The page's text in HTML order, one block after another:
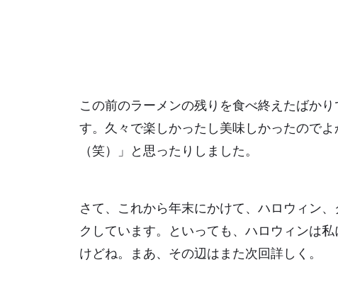
この前のラーメンの残りを食べ終えたばか
す。久々で楽しかったし美味しかったので
（笑）」と思ったりしました。
さて、これから年末にかけて、ハロウィン
クしています。といっても、ハロウィンは
けどね。まあ、その辺はまた次回詳しく。